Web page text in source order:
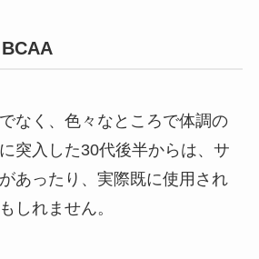
なく、色々なところで体調の
突入した30代後半からは、サ
あったり、実際既に使用され
しれません。